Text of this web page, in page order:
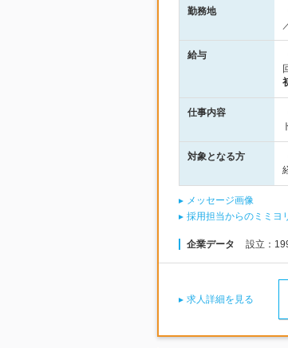
勤務地
給与
仕事内容
対象となる方
メッセージ画像
採用担当からのミミヨ
企業データ 設立：
求人詳細を見る